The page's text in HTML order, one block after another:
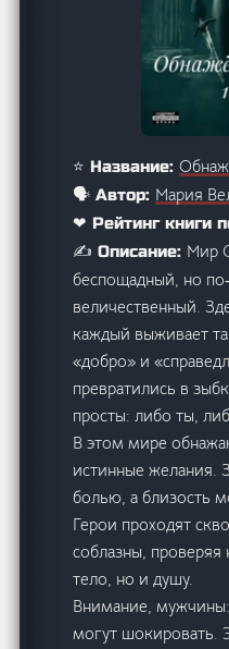
⭐ Название:
🗣️ Автор: Мария
❤ Рейтинг книги
✍️ Описание: Мир
беспощадный, но
величественный.
каждый выживает
«добро» и
превратились в
просты: либо ты,
В этом мире
истинные желания.
болью, а близость
Герои проходят
соблазны, проверяя
тело, но и душу.
Внимание,
могут шокировать.